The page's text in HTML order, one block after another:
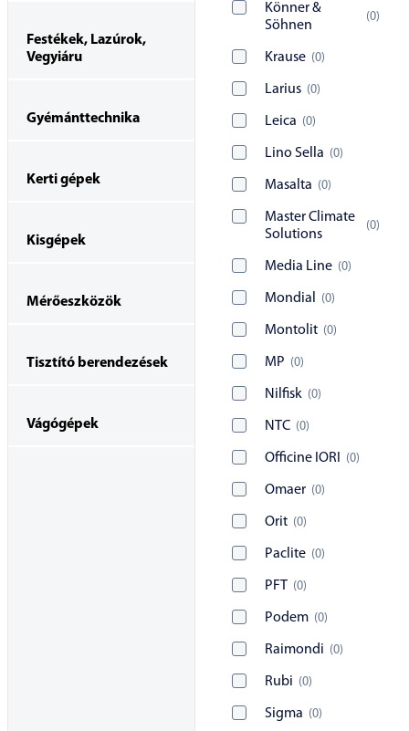
Könner &
Söhnen
(0)
Krause (0)
Larius (0)
Leica (0)
Lino Sella (0)
Masalta (0)
Master Climate
Solutions
(0)
Media Line (0)
Mondial (0)
Montolit (0)
MP (0)
Nilfisk (0)
NTC (0)
Officine IORI (0)
Omaer (0)
Orit (0)
Paclite (0)
PFT (0)
Podem (0)
Raimondi (0)
Rubi (0)
Sigma (0)
Festékek, Lazúrok,
Vegyiáru
Gyémánttechnika
Kerti gépek
Kisgépek
Mérőeszközök
Tisztító berendezések
Vágógépek